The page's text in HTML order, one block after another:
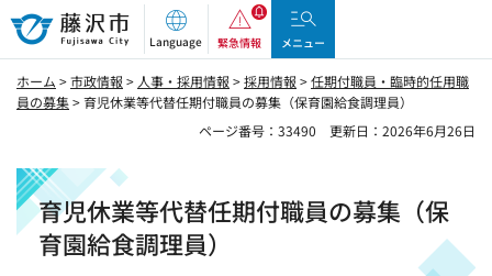
藤沢市
Language 緊急情報 メニュー
ホーム >市政情報 > 人事・採用情報 >採用情報 >任期付職員・臨時的任用職
員の募集> 育児休業等代替任期付職員の募集（保育園給食調理員）
ページ番号：33490
更新日：2026年6月26日
育児休業等代替任期付職員の募集（保
育園給食調理員）